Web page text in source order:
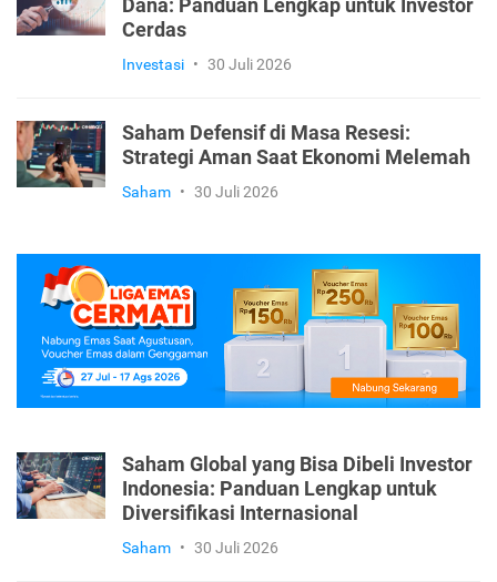
Dana: Panduan Lengkap untuk Investor
Cerdas
Investasi • 30 Juli 2026
Saham Defensif di Masa Resesi:
Strategi Aman Saat Ekonomi Melemah
Saham • 30 Juli 2026
Saham Global yang Bisa Dibeli Investor
Indonesia: Panduan Lengkap untuk
Diversifikasi Internasional
Saham • 30 Juli 2026